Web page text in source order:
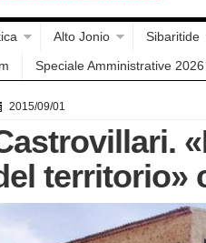
Alto Jonio Sibaritide
Speciale Amministrative 2026
2015/09/01
territorio»